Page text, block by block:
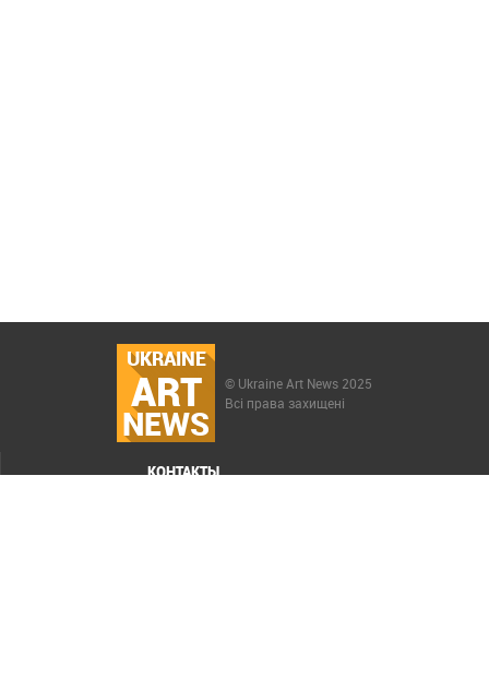
UKRAINE
ART
NEWS
© Ukraine Art News 2025
Всі права захищені
КОНТАКТЫ